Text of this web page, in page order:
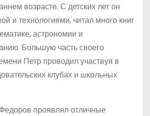
возрасте. С детских лет он
и технологиями, читал много книг
астрономии и
Большую часть своего
Петр проводил участвуя в
клубах и школьных
проявлял отличные